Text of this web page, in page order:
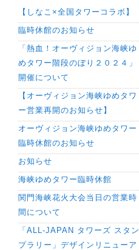
【しなこ×全国タワーコラボ】
臨時休館のお知らせ
「熱血！オーヴィジョン海峡ゆ
めタワー階段のぼり２０２４」
開催について
【オーヴィジョン海峡ゆめタワ
ー営業再開のお知らせ】
オーヴィジョン海峡ゆめタワー
臨時休館のお知らせ
お知らせ
海峡ゆめタワー臨時休館
関門海峡花火大会当日の営業時
間について
「ALL-JAPAN タワーズ スタン
プラリー」デザインリニューア